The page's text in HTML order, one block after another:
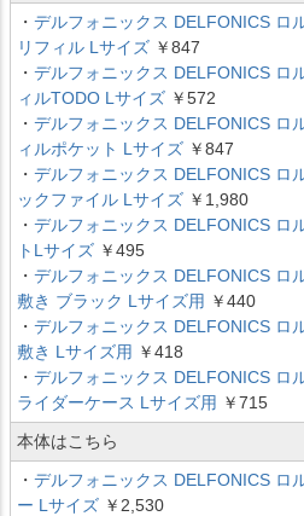
・ デルフォニックス DELFONICS ロ
リフィル Lサイズ ￥847
・ デルフォニックス DELFONICS ロ
ィルTODO Lサイズ ￥572
・ デルフォニックス DELFONICS ロ
ィルポケット Lサイズ ￥847
・ デルフォニックス DELFONICS ロ
ックファイル Lサイズ ￥1,980
・ デルフォニックス DELFONICS ロ
トLサイズ ￥495
・ デルフォニックス DELFONICS ロ
敷き ブラック Lサイズ用 ￥440
・ デルフォニックス DELFONICS ロ
敷き Lサイズ用 ￥418
・ デルフォニックス DELFONICS ロ
ライダーケース Lサイズ用 ￥715
本体はこちら
・ デルフォニックス DELFONICS ロ
ー Lサイズ ￥2,530